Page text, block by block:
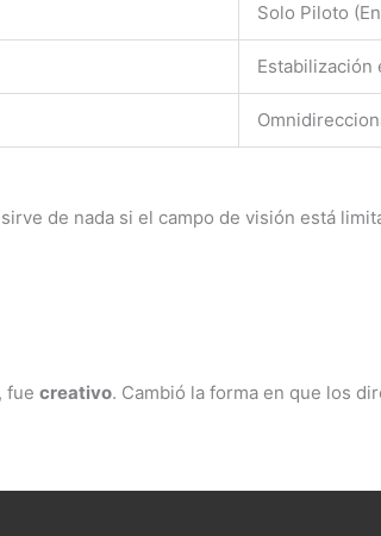
Solo Piloto
Estabilización
de nada si el campo de visión está
fue creativo. Cambió la forma en que los